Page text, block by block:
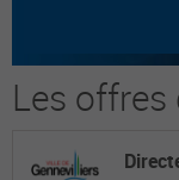
Les offres